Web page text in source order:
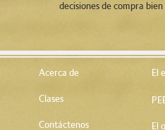
decisiones de compra bien
Acerca de
Clases
Contáctenos
El
El